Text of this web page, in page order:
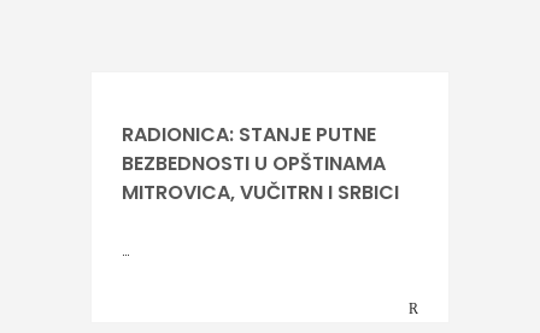
RADIONICA: STANJE PUTNE
BEZBEDNOSTI U OPŠTINAMA
MITROVICA, VUČITRN I SRBICI